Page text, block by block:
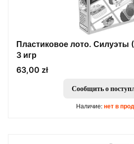
Пластиковое лото. Силуэты
3 игр
Цена
63,00 zł
Сообщить о
Наличие: нет в